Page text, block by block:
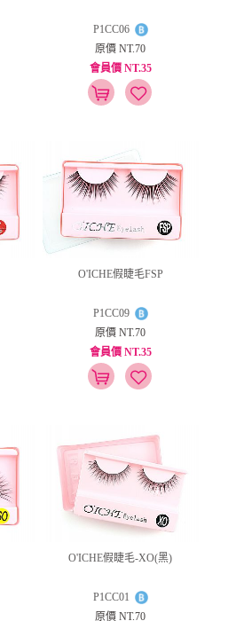
P1CC06
原價 NT.70
會員價 NT.35
O'ICHE假睫毛FSP
P1CC09
原價 NT.70
會員價 NT.35
O'ICHE假睫毛-XO(黑)
P1CC01
原價 NT.70